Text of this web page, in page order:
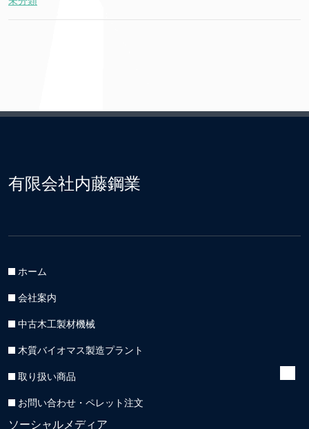
有限会社内藤鋼業
ホーム
会社案内
中古木工製材機械
木質バイオマス製造プラント
取り扱い商品
お問い合わせ・ペレット注文
ソーシャルメディア